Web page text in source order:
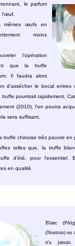
le parfum
l’œuf.
mêmes œufs en
moins
l’opération
que la truffe
Il faudra alors
d’assécher le bocal
truffe pourrirait rapidement.
(2010), l'on pourra
sera suffisant.
truffe chinoise très pauvre en
telles que, la truffe
d’été, pour l'essentiel.
en qualité.
Blanc
(Nontron) ou
n'a jamais